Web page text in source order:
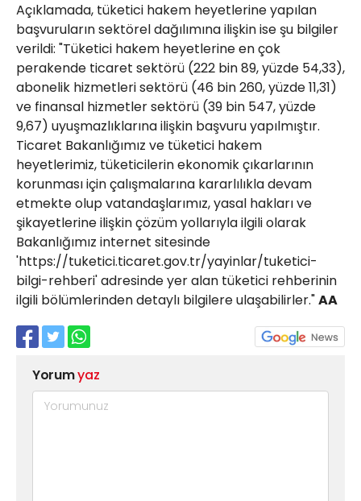
Açıklamada, tüketici hakem heyetlerine yapılan
başvuruların sektörel dağılımına ilişkin ise şu bilgiler
verildi: "Tüketici hakem heyetlerine en çok
perakende ticaret sektörü (222 bin 89, yüzde 54,33),
abonelik hizmetleri sektörü (46 bin 260, yüzde 11,31)
ve finansal hizmetler sektörü (39 bin 547, yüzde
9,67) uyuşmazlıklarına ilişkin başvuru yapılmıştır.
Ticaret Bakanlığımız ve tüketici hakem
heyetlerimiz, tüketicilerin ekonomik çıkarlarının
korunması için çalışmalarına kararlılıkla devam
etmekte olup vatandaşlarımız, yasal hakları ve
şikayetlerine ilişkin çözüm yollarıyla ilgili olarak
Bakanlığımız internet sitesinde
'https://tuketici.ticaret.gov.tr/yayinlar/tuketici-
bilgi-rehberi' adresinde yer alan tüketici rehberinin
ilgili bölümlerinden detaylı bilgilere ulaşabilirler."AA
Yorumyaz